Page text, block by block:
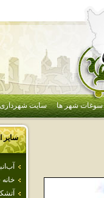
سوغات شهر ها سایت شهرداری
سایر
خانه